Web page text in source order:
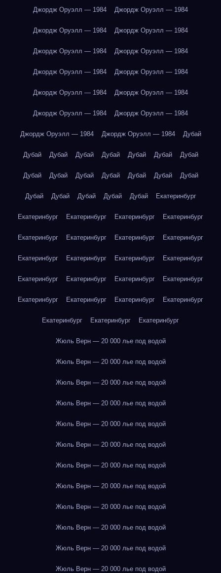
Джордж Оруэлл — 1984 Джордж Оруэлл — 1984
Джордж Оруэлл — 1984 Джордж Оруэлл — 1984
Джордж Оруэлл — 1984 Джордж Оруэлл — 1984
Джордж Оруэлл — 1984 Джордж Оруэлл — 1984
Джордж Оруэлл — 1984 Джордж Оруэлл — 1984
Джордж Оруэлл — 1984 Джордж Оруэлл — 1984
Джордж Оруэлл — 1984 Джордж Оруэлл — 1984 Дубай
Дубай Дубай Дубай Дубай Дубай Дубай Дубай
Дубай Дубай Дубай Дубай Дубай Дубай Дубай
Дубай Дубай Дубай Дубай Дубай Екатеринбург
Екатеринбург Екатеринбург Екатеринбург Екатеринбург
Екатеринбург Екатеринбург Екатеринбург Екатеринбург
Екатеринбург Екатеринбург Екатеринбург Екатеринбург
Екатеринбург Екатеринбург Екатеринбург Екатеринбург
Екатеринбург Екатеринбург Екатеринбург Екатеринбург
Екатеринбург Екатеринбург Екатеринбург
Жюль Верн — 20 000 лье под водой
Жюль Верн — 20 000 лье под водой
Жюль Верн — 20 000 лье под водой
Жюль Верн — 20 000 лье под водой
Жюль Верн — 20 000 лье под водой
Жюль Верн — 20 000 лье под водой
Жюль Верн — 20 000 лье под водой
Жюль Верн — 20 000 лье под водой
Жюль Верн — 20 000 лье под водой
Жюль Верн — 20 000 лье под водой
Жюль Верн — 20 000 лье под водой
Жюль Верн — 20 000 лье под водой